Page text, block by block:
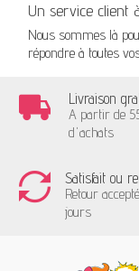
Un service client
Nous sommes là
répondre à toutes
Livraison
A partir de
d'achats
Satisfait ou
Retour
jours